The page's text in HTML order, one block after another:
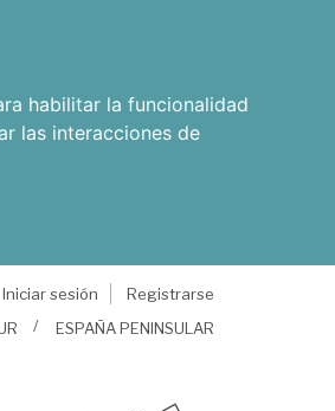
habilitar la funcionalidad
las interacciones de
Iniciar sesión
Registrarse
ESPAÑA PENINSULAR